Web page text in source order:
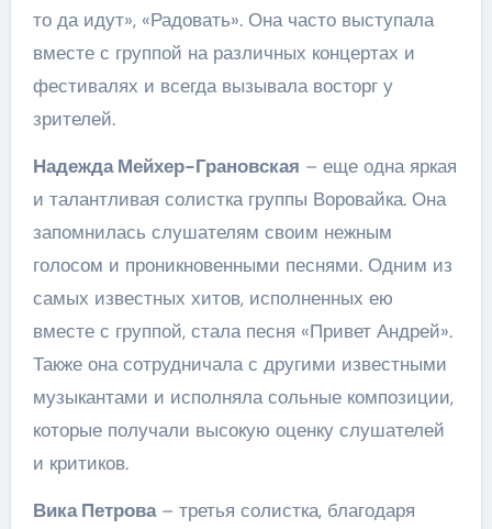
то да идут», «Радовать». Она часто выступала
вместе с группой на различных концертах и
фестивалях и всегда вызывала восторг у
зрителей.
Надежда Мейхер-Грановская – еще одна яркая
и талантливая солистка группы Воровайка. Она
запомнилась слушателям своим нежным
голосом и проникновенными песнями. Одним из
самых известных хитов, исполненных ею
вместе с группой, стала песня «Привет Андрей».
Также она сотрудничала с другими известными
музыкантами и исполняла сольные композиции,
которые получали высокую оценку слушателей
и критиков.
Вика Петрова– третья солистка, благодаря